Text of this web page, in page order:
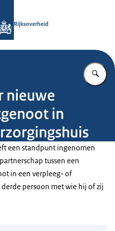
Rijksoverheid
nieuwe
in
een standpunt ingenomen
tussen een
in een verpleeg- of
persoon met wie hij of zij